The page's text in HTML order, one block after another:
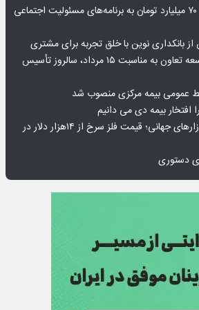
بانک مهر ایران بیش از ۷۰ میلیارد تومان به برنامه‌های مسئولیت اجتماعی
بانکداری نوین با خلق تجربه برای مشتری
پیام مدیرعامل بانک توسعه تعاون به مناسبت ۱۵ مرداد، سالروز تأسیس
عمومی بیمه مرکزی منصوب شد
بیمه دی می دانیم
تداوم صعود مس در بازارهای جهانی؛ قیمت فلز سرخ از ۱۴هزار دلار در
دستوری